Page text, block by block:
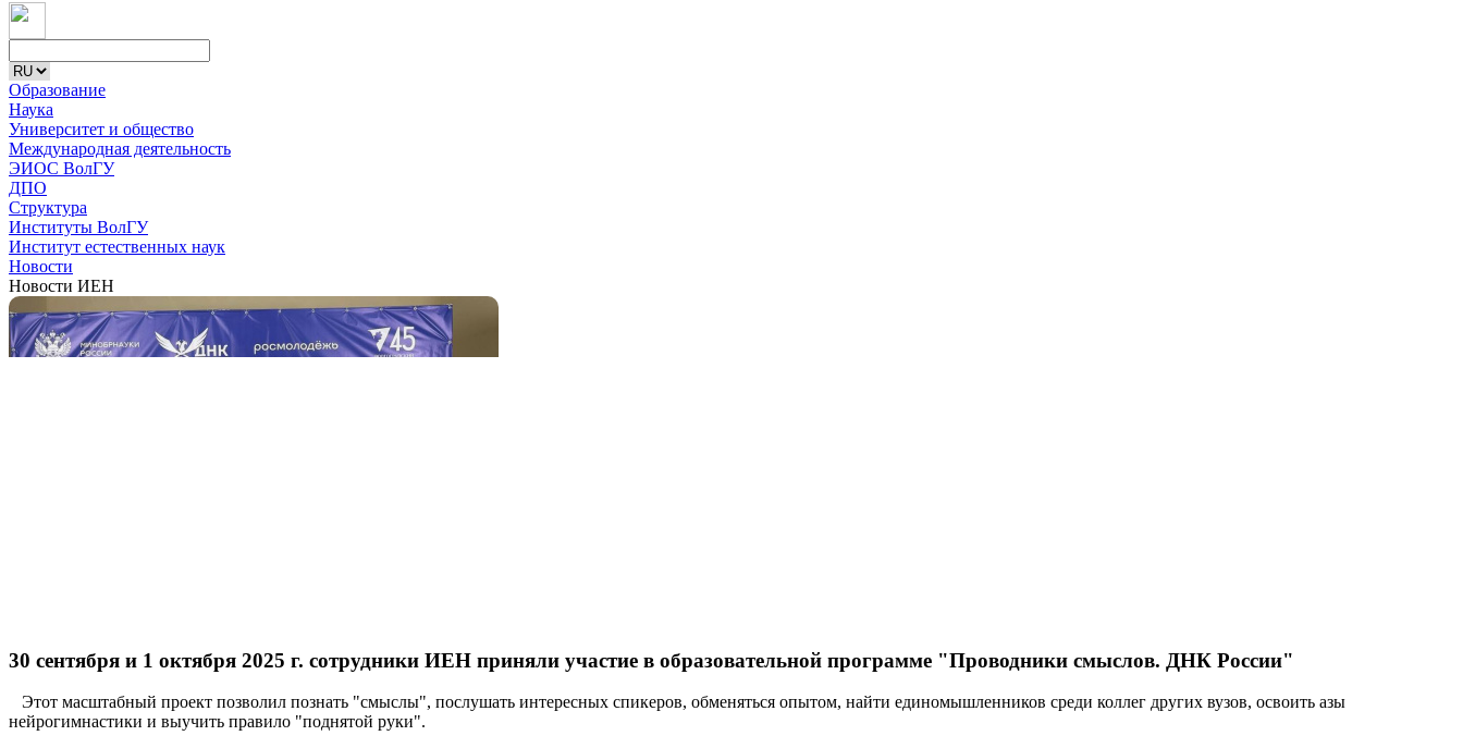
Образование
Наука
Университет и общество
Международная деятельность
ЭИОС ВолГУ
ДПО
Структура
Институты ВолГУ
Институт естественных наук
Новости
Новости ИЕН
30 сентября и 1 октября 2025 г. сотрудники ИЕН приняли участие в образовательной программе "Проводники смыслов. ДНК России"
Этот масштабный проект позволил познать "смыслы", послушать интересных спикеров, обменяться опытом, найти единомышленников среди коллег других вузов, освоить азы
нейрогимнастики и выучить правило "поднятой руки".